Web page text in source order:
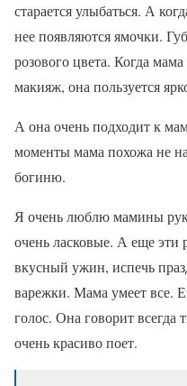
старается улыбаться. А
нее появляются ямочки.
розового цвета. Когда
макияж, она пользуется
А она очень подходит к
моменты мама похожа не
богиню.
Я очень люблю мамины
очень ласковые. А еще эти
вкусный ужин, испечь
варежки. Мама умеет все.
голос. Она говорит
очень красиво поет.